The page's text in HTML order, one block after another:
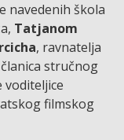
navedenih škola
Tatjanom
, ravnatelja
stručnog
filmskog